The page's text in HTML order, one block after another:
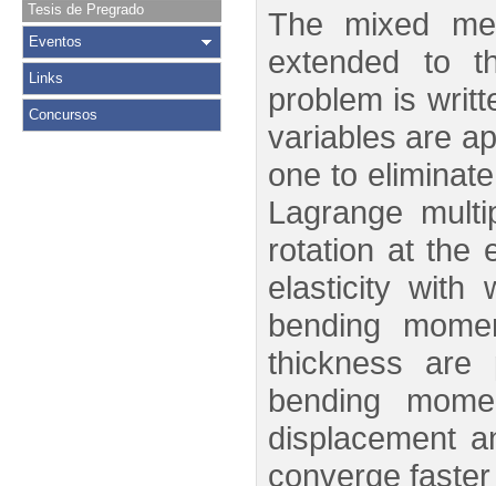
Tesis de Pregrado
Eventos
Links
Concursos
The mixed
extended to
problem is
variables are
one to
Lagrange
rotation at the
elasticity with
bending
thickness are
bending
displacement
converge